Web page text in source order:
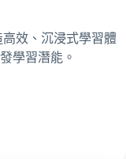
效、沉浸式學習體
學習潛能。